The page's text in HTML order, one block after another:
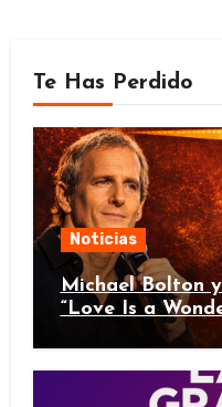
Te Has Perdido
Noticias
Michael Bolton
“Love Is a